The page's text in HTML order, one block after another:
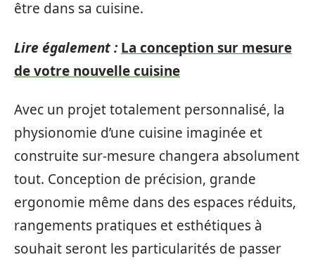
être dans sa cuisine.
Lire également : La conception sur mesure
de votre nouvelle cuisine
Avec un projet totalement personnalisé, la
physionomie d’une cuisine imaginée et
construite sur-mesure changera absolument
tout. Conception de précision, grande
ergonomie même dans des espaces réduits,
rangements pratiques et esthétiques à
souhait seront les particularités de passer